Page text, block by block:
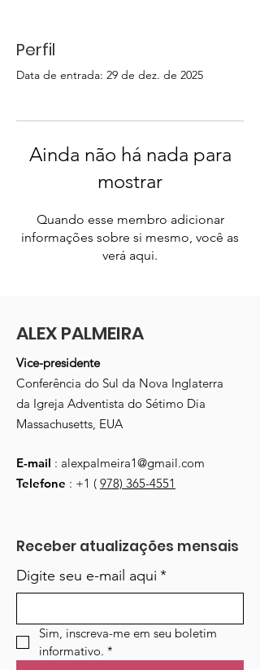
Perfil
Data de entrada: 29 de dez. de 2025
Ainda não há nada para
mostrar
Quando esse membro adicionar
informações sobre si mesmo, você as
verá aqui.
ALEX PALMEIRA
Vice-presidente
Conferência do Sul da Nova Inglaterra
da Igreja Adventista do Sétimo Dia
Massachusetts, EUA
E-mail : alexpalmeira1@gmail.com
Telefone : +1 ( 978) 365-4551
Receber atualizações mensais
Digite seu e-mail aqui *
Sim, inscreva-me em seu boletim
informativo. *